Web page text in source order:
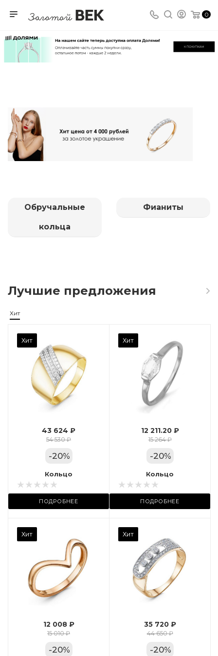
0
Обручальные
кольца
Фианиты
Лучшие предложения
Хит
Хит
43 624 ₽
54 530 ₽
-20%
Кольцо
ПОДРОБНЕЕ
Хит
Вес драгметалла
Марка (бренд)
Дельта
Фианит
Цвет золота
КРАС
Местоположение:
ТРЦ «Арена»
12 211.20 ₽
15 264 ₽
-20%
Кольцо
ПОДРОБНЕЕ
Хит
12 008 ₽
15 010 ₽
-20%
Хит
Вес драгметалла
Марка (бренд)
Дельта
Фианит
Цвет золота
КРАС
35 720 ₽
44 650 ₽
-20%